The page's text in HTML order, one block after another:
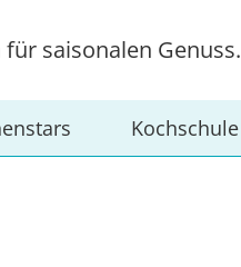
saisonalen Genuss.
Kochschule